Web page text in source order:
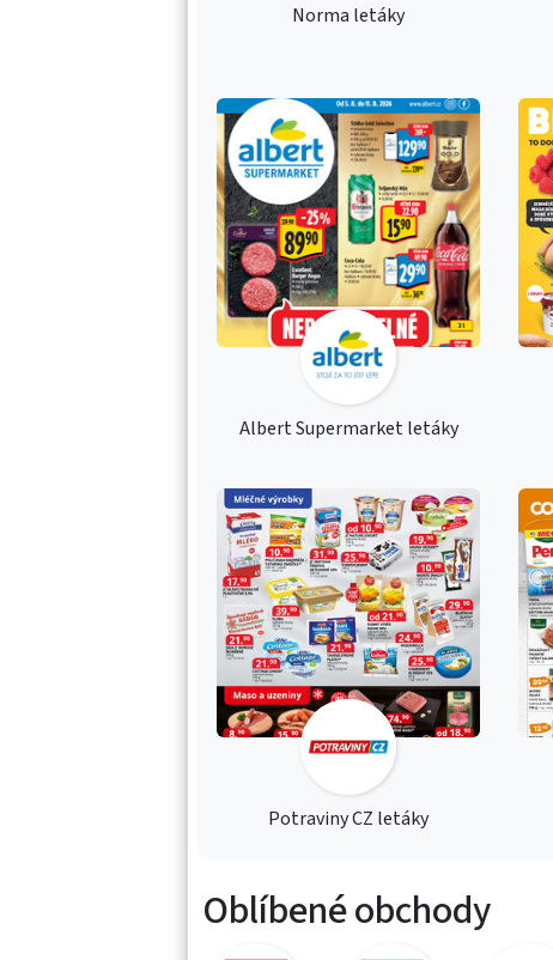
Norma letáky
Albert Supermarket letáky
Potraviny CZ letáky
Oblíbené obchody